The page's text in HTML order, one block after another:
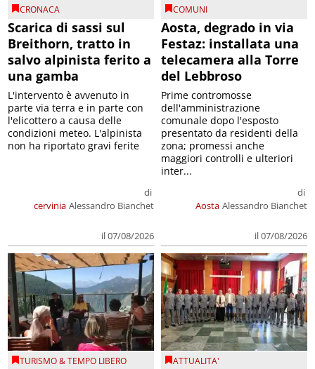
CRONACA
Scarica di sassi sul
Breithorn, tratto in
salvo alpinista ferito a
una gamba
cervinia
di
Alessandro Bianchet
il 07/08/2026
L'intervento è avvenuto in
parte via terra e in parte con
l'elicottero a causa delle
condizioni meteo. L'alpinista
non ha riportato gravi ferite
COMUNI
Aosta, degrado in via
Festaz: installata una
telecamera alla Torre
del Lebbroso
Aosta
di
Alessandro Bianchet
il 07/08/2026
Prime contromosse
dell'amministrazione
comunale dopo l'esposto
presentato da residenti della
zona; promessi anche
maggiori controlli e ulteriori
inter...
TURISMO & TEMPO LIBERO ATTUALITA'